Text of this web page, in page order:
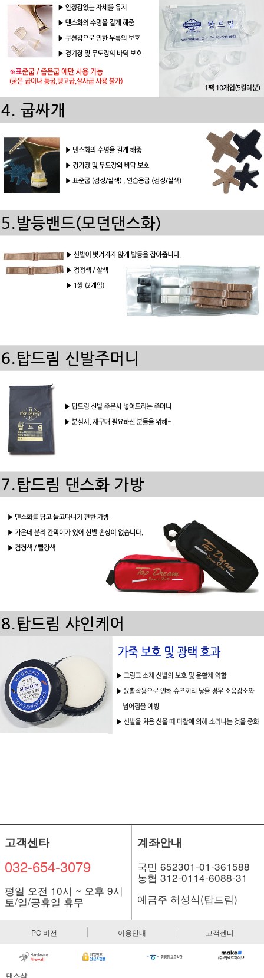
고객센타
032-654-3079
평일 오전 10시 ~ 오후 9시
토/일/공휴일 휴무
계좌안내
국민 652301-01-361588
농협 312-0114-6088-31
예금주 허성식(탑드림)
PC 버전 이용안내 고객센터
댄스샵